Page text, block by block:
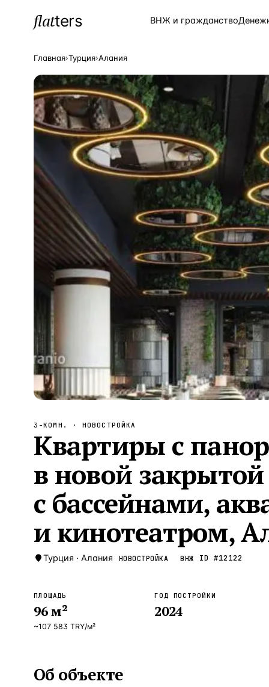
flatters ВНЖ и гражданство
ПОПУЛЯРНЫЕ НАПРАВЛЕНИЯ
Турция —Страна
Россия —Страна
Испания —Страна
Кипр —
Таиланд
Греция —Страна
Сочи Локация
Алания —Локация
Бангкок
Новороссийск
Стамбул
Анталия
Главная›Турция›Алания
3-КОМН. · НОВОСТРОЙКА
Квартиры с
в новой
с бассейнами,
и кинотеатром,
Турция · Алания НОВОСТРОЙКА ВНЖ ID #12122
ПЛОЩАДЬ
96м²
~107 583 TRY/м²
ГОД ПОСТРОЙКИ
2024
Об объекте